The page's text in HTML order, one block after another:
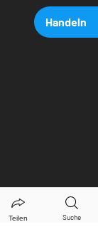
Handeln
Rechte